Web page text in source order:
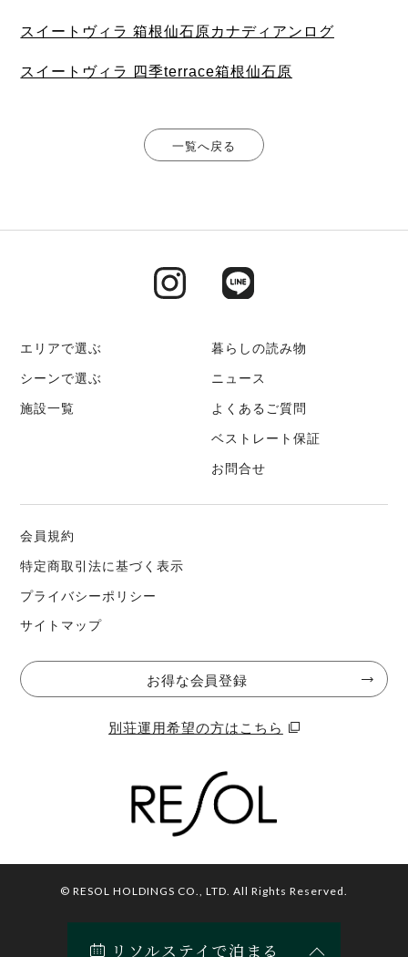
リソルステイで泊まる
スイートヴィラ 箱根仙石原カナディアンログ
スイートヴィラ 四季terrace箱根仙石原
一覧へ戻る
エリアで選ぶ
シーンで選ぶ
施設一覧
暮らしの読み物
ニュース
よくあるご質問
ベストレート保証
お問合せ
会員規約
特定商取引法に基づく表示
プライバシーポリシー
サイトマップ
お得な会員登録
別荘運用希望の方はこちら
© RESOL HOLDINGS CO., LTD. All Rights Reserved.